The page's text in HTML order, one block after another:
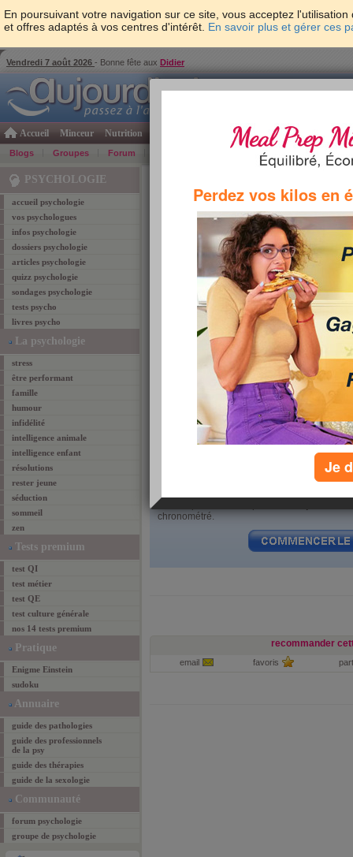
En poursuivant votre navigation sur ce site, vous acceptez
et offres adaptés à vos centres d'intérêt. En savoir plus et gérer ces
Vendredi 7 août 2026 - Bonne fête aux Didier
Accueil Minceur Nutrition Psycho & tests Forme & santé
Blogs Groupes Forum Bons Plans
PSYCHOLOGIE
accueil psychologie
vos psychologues
infos psychologie
dossiers psychologie
articles psychologie
quizz psychologie
sondages psychologie
tests psycho
livres psycho
La psychologie
stress
être performant
famille
humour
infidélité
intelligence animale
intelligence enfant
résolutions
rester jeune
séduction
sommeil
zen
Tests premium
test QI
test métier
test QE
test culture générale
nos 14 tests premium
Pratique
Enigme Einstein
sudoku
Annuaire
guide des pathologies
guide des professionnels
de la psy
guide des thérapies
guide de la sexologie
Communauté
forum psychologie
groupe de psychologie
tests psycho
Pour quelle
fait ?
+52 (fait 3199 fois)
chronométré.
recommander
email favoris
Perdez vos kilos en
Je